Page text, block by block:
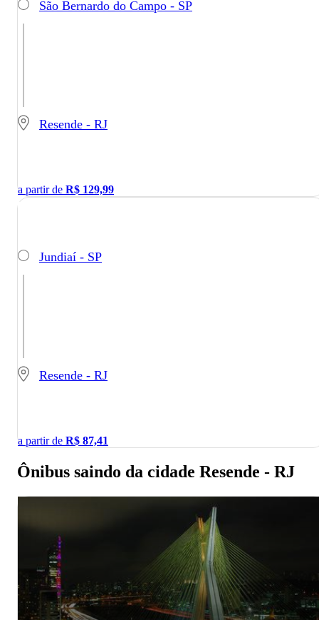
São Bernardo do Campo - SP
Resende - RJ
a partir de R$ 129,99
Jundiaí - SP
Resende - RJ
a partir de R$ 87,41
Ônibus saindo da cidade Resende - RJ